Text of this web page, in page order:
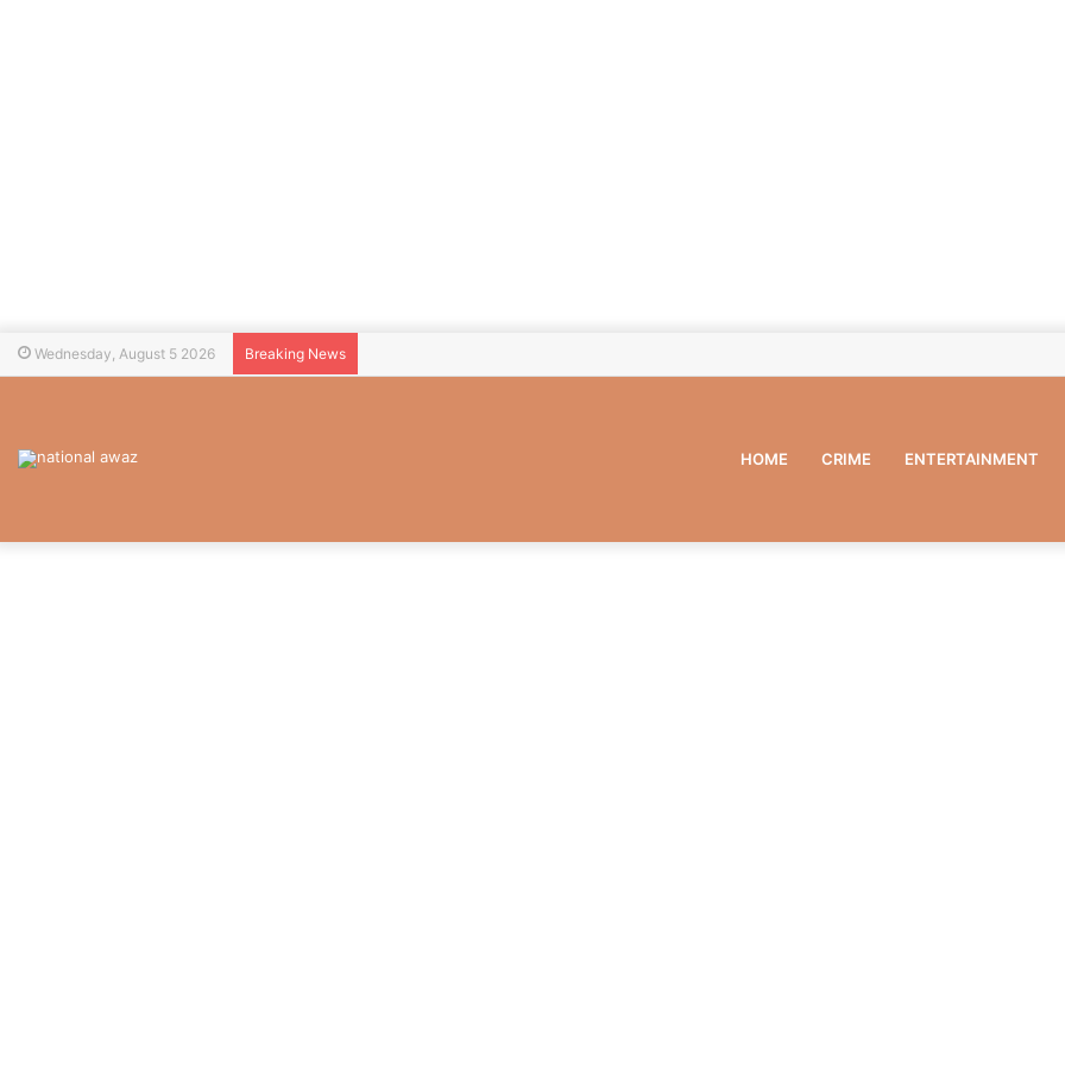
Wednesday, August 5 2026 Breaking News
HOME CRIME ENTERTAINMENT